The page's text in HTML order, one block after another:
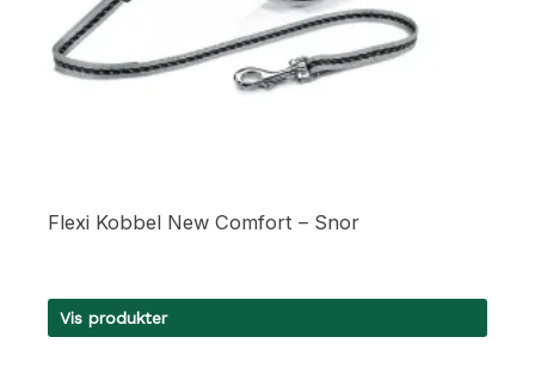
Flexi Kobbel New Comfort – Snor
Vis produkter